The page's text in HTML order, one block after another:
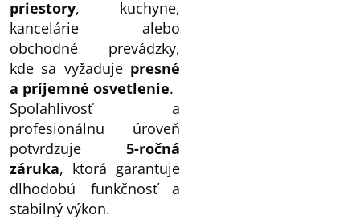
priestory, kuchyne,
kancelárie alebo
obchodné prevádzky,
kde sa vyžaduje presné
a príjemné osvetlenie.
Spoľahlivosť a
profesionálnu úroveň
potvrdzuje 5-ročná
záruka, ktorá garantuje
dlhodobú funkčnosť a
stabilný výkon.